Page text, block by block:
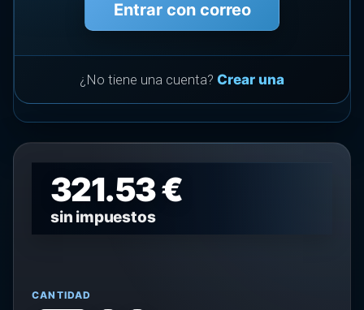
Entrar con correo
¿No tiene una cuenta? Crear una
321.53 €
sin impuestos
CANTIDAD